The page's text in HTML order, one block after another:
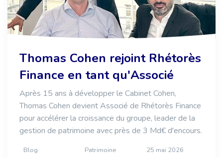
Thomas Cohen rejoint Rhétorès
Finance en tant qu'Associé
Après 15 ans à développer le Cabinet Cohen,
Thomas Cohen devient Associé de Rhétorès Finance
pour accélérer la croissance du groupe, leader de la
gestion de patrimoine avec près de 3 Md€ d'encours.
Blog Patrimoine 25 mai 2026